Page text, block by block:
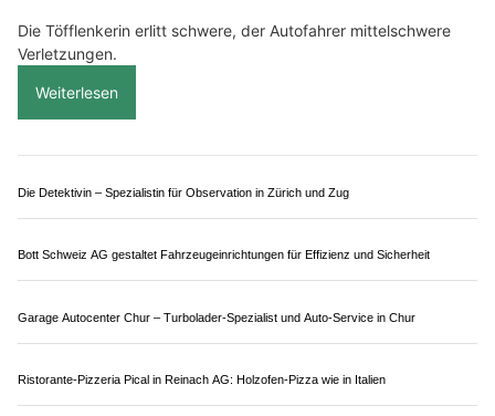
Die Töfflenkerin erlitt schwere, der Autofahrer mittelschwere
Verletzungen.
Weiterlesen